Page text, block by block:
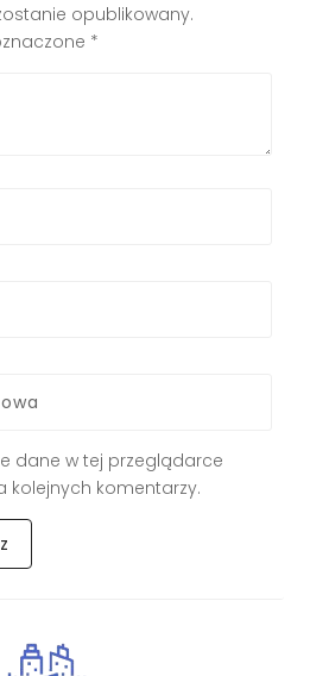
opublikowany.
*
dane w tej przeglądarce
kolejnych komentarzy.